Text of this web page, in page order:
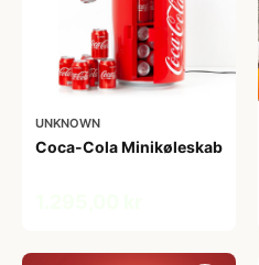
UNKNOWN
Coca-Cola Minikøleskab